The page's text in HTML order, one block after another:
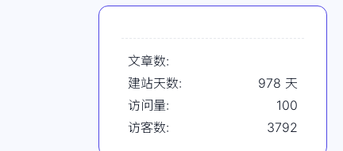
文章数:
建站天数:
978 天
访问量:
100
访客数:
3792